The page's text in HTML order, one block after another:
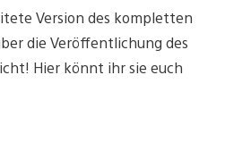
Version des kompletten
die Veröffentlichung des
Hier könnt ihr sie euch